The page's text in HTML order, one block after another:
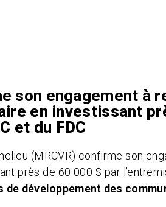
son engagement à
en investissant
et du FDC
(MRCVR) confirme son
près de 60 000 $ par
de développement des